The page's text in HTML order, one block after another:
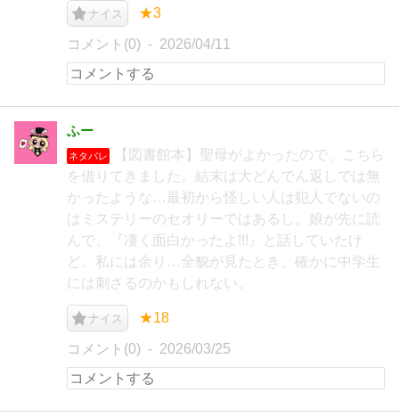
ナイス ★3
コメント(0) 2026/04/11
ふー
ネタバレ
【図書館本】聖母がよかったので、こちら
を借りてきました。結末は大どんでん返しでは無
かったような…最初から怪しい人は犯人でないの
はミステリーのセオリーではあるし。娘が先に読
んで、『凄く面白かったよ!!!』と話していたけ
ど、私には余り…全貌が見たとき、確かに中学生
には刺さるのかもしれない。
ナイス ★18
コメント(0) 2026/03/25